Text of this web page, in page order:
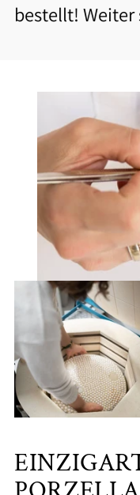
bestellt! Weiter